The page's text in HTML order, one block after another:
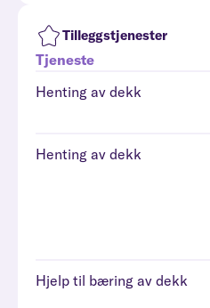
Tilleggstjenester
Tjeneste
Henting av dekk
Henting av dekk
Hjelp til bæring av dekk